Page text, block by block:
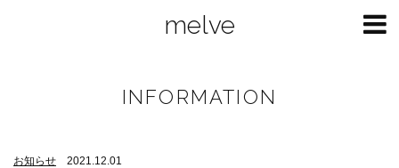
melve
INFORMATION
お知らせ 2021.12.01